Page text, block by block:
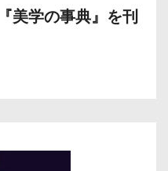
美学の事典』を刊